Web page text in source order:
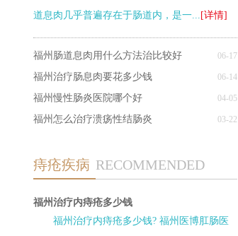
道息肉几乎普遍存在于肠道内，是一... [详情]
06-17
福州肠道息肉用什么方法治比较好
06-14
福州治疗肠息肉要花多少钱
04-05
福州慢性肠炎医院哪个好
03-22
福州怎么治疗溃疡性结肠炎
痔疮疾病 RECOMMENDED
福州治疗内痔疮多少钱
福州治疗内痔疮多少钱? 福州医博肛肠医